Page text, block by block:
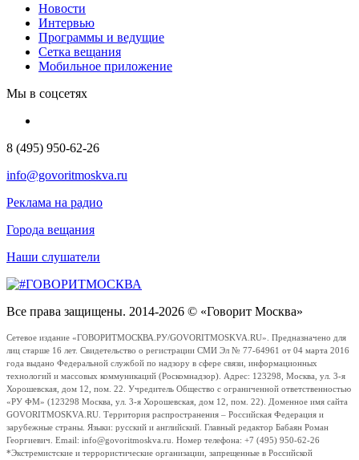
Новости
Интервью
Программы и ведущие
Сетка вещания
Мобильное приложение
Мы в соцсетях
8 (495) 950-62-26
info@govoritmoskva.ru
Реклама на радио
Города вещания
Наши слушатели
Все права защищены. 2014-2026 © «Говорит Москва»
Сетевое издание «ГОВОРИТМОСКВА.РУ/GOVORITMOSKVA.RU». Предназначено для
лиц старше 16 лет. Свидетельство о регистрации СМИ Эл № 77-64961 от 04 марта 2016
года выдано Федеральной службой по надзору в сфере связи, информационных
технологий и массовых коммуникаций (Роскомнадзор). Адрес: 123298, Москва, ул. 3-я
Хорошевская, дом 12, пом. 22. Учредитель Общество с ограниченной ответственностью
«РУ ФМ» (123298 Москва, ул. 3-я Хорошевская, дом 12, пом. 22). Доменное имя сайта
GOVORITMOSKVA.RU. Территория распространения – Российская Федерация и
зарубежные страны. Языки: русский и английский. Главный редактор Бабаян Роман
Георгиевич. Email: info@govoritmoskva.ru. Номер телефона: +7 (495) 950-62-26
*Экстремистские и террористические организации, запрещенные в Российской